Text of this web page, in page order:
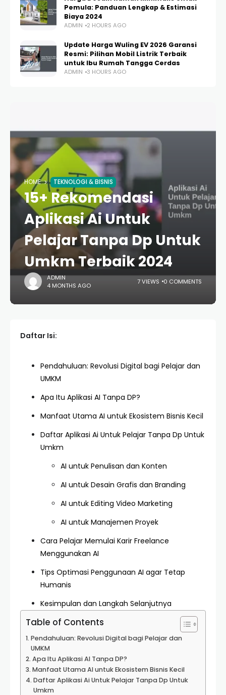
Pemula: Panduan Lengkap & Estimasi
Biaya 2024
ADMIN 2 HOURS AGO
Update Harga Wuling EV 2026 Garansi
Resmi: Pilihan Mobil Listrik Terbaik
untuk Ibu Rumah Tangga Cerdas
ADMIN 3 HOURS AGO
HOME TEKNOLOGI & BISNIS
15+ Rekomendasi
Aplikasi Ai Untuk
Pelajar Tanpa Dp Untuk
Umkm Terbaik 2024
ADMIN
4 MONTHS AGO
7 VIEWS 0 COMMENTS
Daftar Isi:
Pendahuluan: Revolusi Digital bagi Pelajar dan
UMKM
Apa Itu Aplikasi AI Tanpa DP?
Manfaat Utama AI untuk Ekosistem Bisnis Kecil
Daftar Aplikasi Ai Untuk Pelajar Tanpa Dp Untuk
Umkm
AI untuk Penulisan dan Konten
AI untuk Desain Grafis dan Branding
AI untuk Editing Video Marketing
AI untuk Manajemen Proyek
Cara Pelajar Memulai Karir Freelance
Menggunakan AI
Tips Optimasi Penggunaan AI agar Tetap
Humanis
Kesimpulan dan Langkah Selanjutnya
Table of Contents
Pendahuluan: Revolusi Digital bagi Pelajar dan
UMKM
Apa Itu Aplikasi AI Tanpa DP?
Manfaat Utama AI untuk Ekosistem Bisnis Kecil
Daftar Aplikasi Ai Untuk Pelajar Tanpa Dp Untuk
Umkm